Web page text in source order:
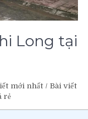
Long tại
mới nhất / Bài viết
rẻ